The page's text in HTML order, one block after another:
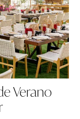
Verano